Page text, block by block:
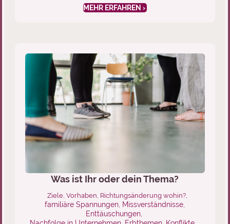
MEHR ERFAHREN
Was ist Ihr oder dein Thema?
Ziele, Vorhaben, Richtungsänderung wohin?,
familiäre Spannungen, Missverständnisse,
Enttäuschungen,